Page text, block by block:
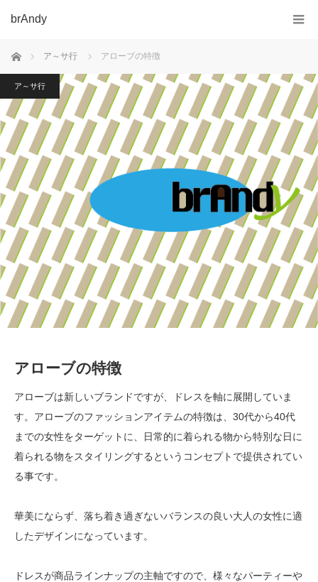
brAndy
ホーム ア～サ行 アローブの特徴
ア～サ行
アローブの特徴
アローブは新しいブランドですが、ドレスを軸に展開していま
す。アローブのファッションアイテムの特徴は、30代から40代
までの女性をターゲットに、日常的に着られる物から特別な日に
着られる物をスタイリングするというコンセプトで提供されてい
る事です。
華美にならず、落ち着き過ぎないバランスの良い大人の女性に適
したデザインになっています。
ドレスが商品ラインナップの主軸ですので、様々なパーティーや